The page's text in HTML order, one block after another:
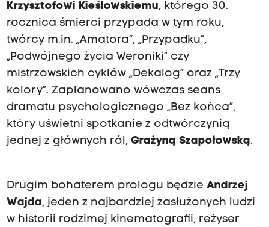
Krzysztofowi Kieślowskiemu, którego 30.
rocznica śmierci przypada w tym roku,
twórcy m.in. „Amatora”, „Przypadku”,
„Podwójnego życia Weroniki” czy
mistrzowskich cyklów „Dekalog” oraz „Trzy
kolory”. Zaplanowano wówczas seans
dramatu psychologicznego „Bez końca”,
który uświetni spotkanie z odtwórczynią
jednej z głównych ról, Grażyną Szapołowską.
Drugim bohaterem prologu będzie Andrzej
Wajda, jeden z najbardziej zasłużonych ludzi
w historii rodzimej kinematografii, reżyser